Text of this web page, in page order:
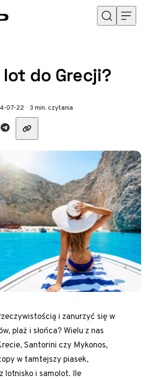
do Grecji?
07-22 3 min. czytania
i zanurzyć się w
plaż i słońca? Wielu z nas
Santorini czy Mykonos,
w tamtejszy piasek,
lotnisko i samolot. Ile